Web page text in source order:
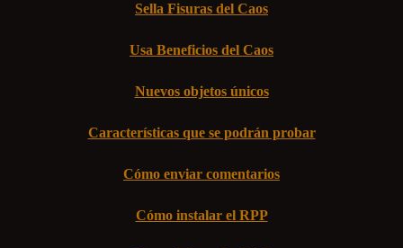
Sella Fisuras del Caos
Usa Beneficios del Caos
Nuevos objetos únicos
Características que se podrán probar
Cómo enviar comentarios
Cómo instalar el RPP